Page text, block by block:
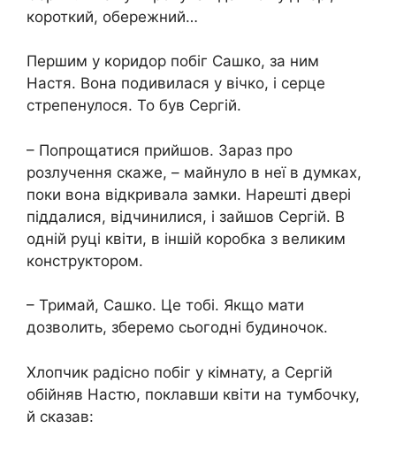
короткий, обережний…
Першим у коридор побіг Сашко, за ним
Настя. Вона подивилася у вічко, і серце
стрепенулося. То був Сергій.
– Попрощатися прийшов. Зараз про
розлучення скаже, – майнуло в неї в думках,
поки вона відкривала замки. Нарешті двері
піддалися, відчинилися, і зайшов Сергій. В
одній руці квіти, в іншій коробка з великим
конструктором.
– Тримай, Сашко. Це тобі. Якщо мати
дозволить, зберемо сьогодні будиночок.
Хлопчик радісно побіг у кімнату, а Сергій
обійняв Настю, поклавши квіти на тумбочку,
й сказав: